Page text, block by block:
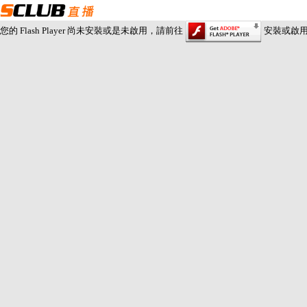
您的 Flash Player 尚未安裝或是未啟用，請前往
安裝或啟用